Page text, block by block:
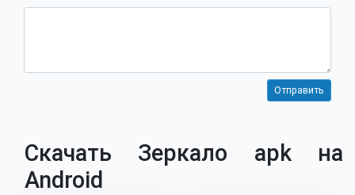
Скачать Зеркало apk на
Android